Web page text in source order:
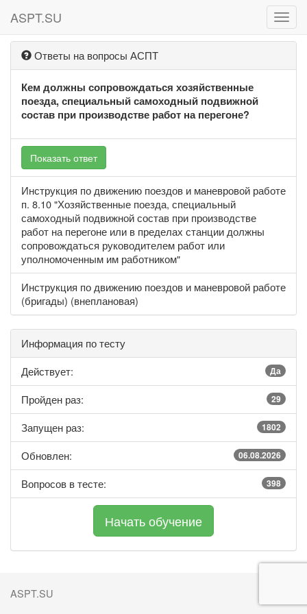
ASPT.SU
Ответы на вопросы АСПТ
Кем должны сопровождаться хозяйственные
поезда, специальный самоходный подвижной
состав при производстве работ на перегоне?
Показать ответ
Инструкция по движению поездов и маневровой работе
п. 8.10 "Хозяйственные поезда, специальный
самоходный подвижной состав при производстве
работ на перегоне или в пределах станции должны
сопровождаться руководителем работ или
уполномоченным им работником"
Инструкция по движению поездов и маневровой работе
(бригады) (внеплановая)
Информация по тесту
Действует:
Да
Пройден раз: 29
Запущен раз: 1802
Обновлен: 06.08.2026
Вопросов в тесте: 398
ASPT.SU